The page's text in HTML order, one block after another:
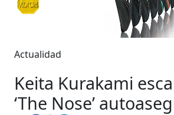
Actualidad
Keita Kurakami
‘The Nose’